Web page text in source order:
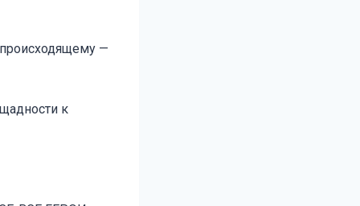
—
к